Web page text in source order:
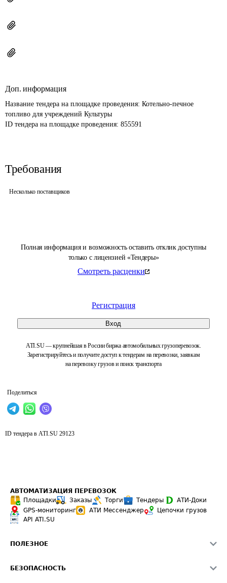
Полная информация и возможность оставить отклик доступны
только с лицензией «Тендеры»
Смотреть расценки
Регистрация
Вход
ATI.SU — крупнейшая в России биржа автомобильных грузоперевозок.
Зарегистрируйтесь и получите доступ к тендерам на перевозки, заявкам
на перевозку грузов и поиск транспорта
Поделиться
Доп. информация
Название тендера на площадке проведения: Котельно-печное
топливо для учреждений Культуры
ID тендера на площадке проведения: 855591
Требования
Несколько поставщиков
ID тендера в ATI.SU 29123
АВТОМАТИЗАЦИЯ ПЕРЕВОЗОК
Площадки
Заказы Торги Тендеры
АТИ-Доки
GPS-мониторинг
АТИ Мессенджер
Цепочки грузов
API ATI.SU
ПОЛЕЗНОЕ
БЕЗОПАСНОСТЬ